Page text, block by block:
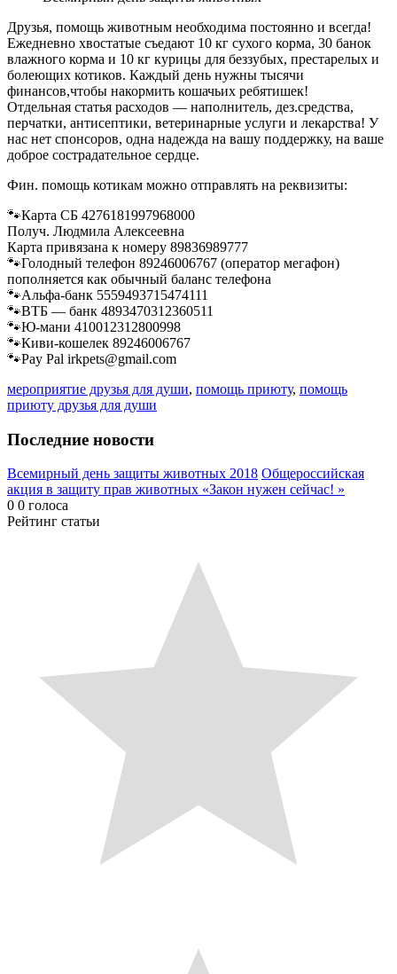
Друзья, помощь животным необходима постоянно и всегда!
Ежедневно хвостатые съедают 10 кг сухого корма, 30 банок
влажного корма и 10 кг курицы для беззубых, престарелых и
болеющих котиков. Каждый день нужны тысячи
финансов,чтобы накормить кошачьих ребятишек!
Отдельная статья расходов — наполнитель, дез.средства,
перчатки, антисептики, ветеринарные услуги и лекарства! У
нас нет спонсоров, одна надежда на вашу поддержку, на ваше
доброе сострадательное сердце.
Фин. помощь котикам можно отправлять на реквизиты:
🐾Карта СБ 4276181997968000
Получ. Людмила Алексеевна
Карта привязана к номеру 89836989777
🐾Голодный телефон 89246006767 (оператор мегафон)
пополняется как обычный баланс телефона
🐾Альфа-банк 5559493715474111
🐾ВТБ — банк 4893470312360511
🐾Ю-мани 410012312800998
🐾Киви-кошелек 89246006767
🐾Pay Pal irkpets@gmail.com
мероприятие друзья для души, помощь приюту, помощь
приюту друзья для души
Последние новости
Всемирный день защиты животных 2018 Общероссийская
акция в защиту прав животных «Закон нужен сейчас! »
0 0 голоса
Рейтинг статьи